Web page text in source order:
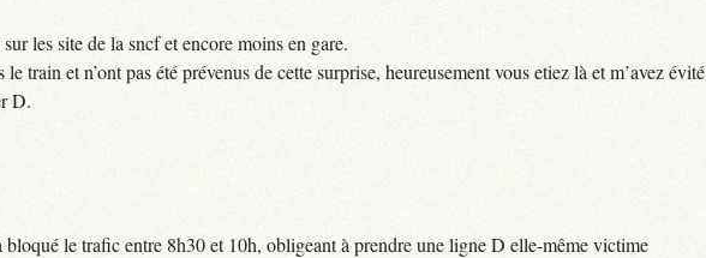
les site de la sncf et encore moins en gare.
train et n’ont pas été prévenus de cette surprise, heureusement vous etiez là et m’avez évité
D.
le trafic entre 8h30 et 10h, obligeant à prendre une ligne D elle-même victime